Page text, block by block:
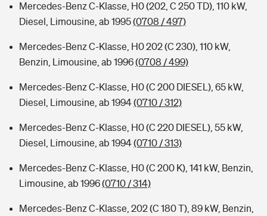
Mercedes-Benz C-Klasse, H0 (202, C 250 TD), 110 kW,
Diesel, Limousine, ab 1995(0708 / 497)
Mercedes-Benz C-Klasse, H0 202 (C 230), 110 kW,
Benzin, Limousine, ab 1996(0708 / 499)
Mercedes-Benz C-Klasse, H0 (C 200 DIESEL), 65 kW,
Diesel, Limousine, ab 1994(0710 / 312)
Mercedes-Benz C-Klasse, H0 (C 220 DIESEL), 55 kW,
Diesel, Limousine, ab 1994(0710 / 313)
Mercedes-Benz C-Klasse, H0 (C 200 K), 141 kW, Benzin,
Limousine, ab 1996(0710 / 314)
Mercedes-Benz C-Klasse, 202 (C 180 T), 89 kW, Benzin,